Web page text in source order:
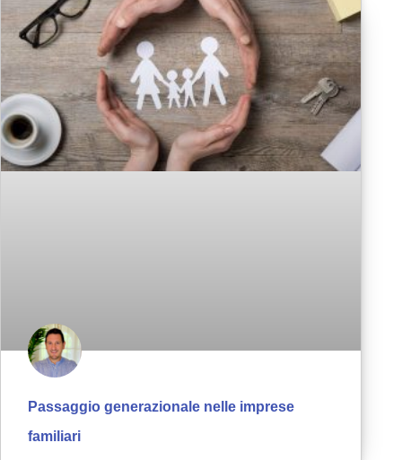
Passaggio generazionale nelle imprese
familiari